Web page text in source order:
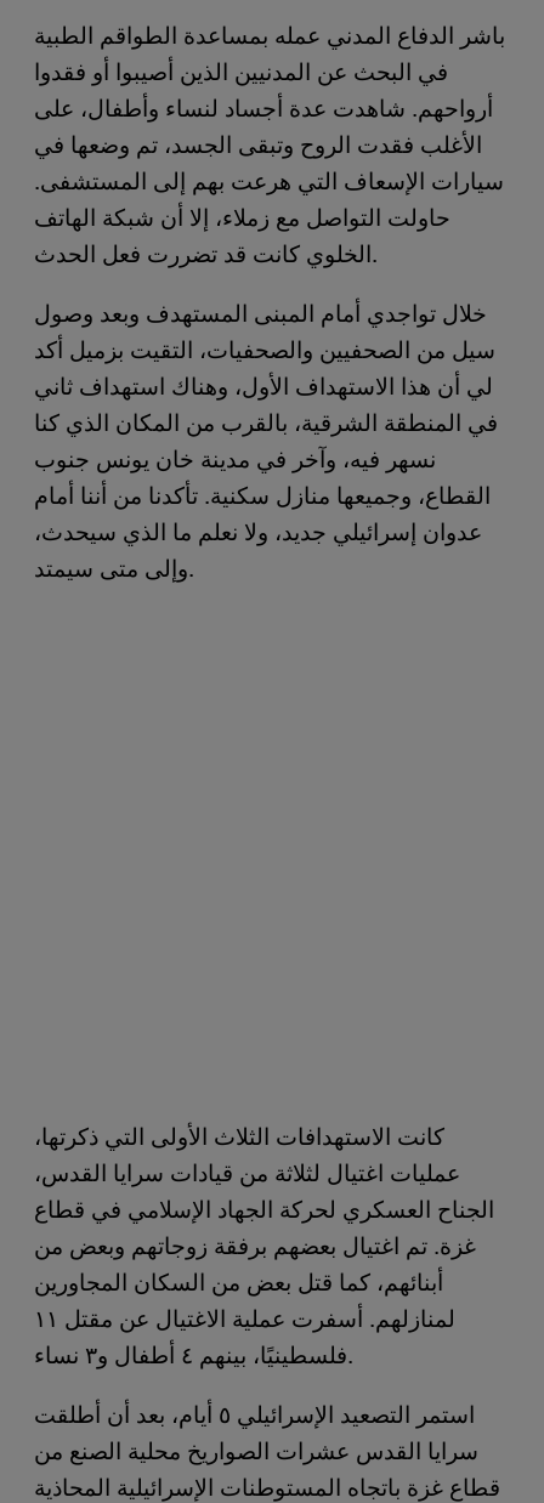
باشر الدفاع المدني عمله بمساعدة الطواقم الطبية
في البحث عن المدنيين الذين أصيبوا أو فقدوا
أرواحهم. شاهدت عدة أجساد لنساء وأطفال، على
الأغلب فقدت الروح وتبقى الجسد، تم وضعها في
سيارات الإسعاف التي هرعت بهم إلى المستشفى.
حاولت التواصل مع زملاء، إلا أن شبكة الهاتف
الخلوي كانت قد تضررت فعل الحدث.
خلال تواجدي أمام المبنى المستهدف وبعد وصول
سيل من الصحفيين والصحفيات، التقيت بزميل أكد
لي أن هذا الاستهداف الأول، وهناك استهداف ثاني
في المنطقة الشرقية، بالقرب من المكان الذي كنا
نسهر فيه، وآخر في مدينة خان يونس جنوب
القطاع، وجميعها منازل سكنية. تأكدنا من أننا أمام
عدوان إسرائيلي جديد، ولا نعلم ما الذي سيحدث،
وإلى متى سيمتد.
كانت الاستهدافات الثلاث الأولى التي ذكرتها،
عمليات اغتيال لثلاثة من قيادات سرايا القدس،
الجناح العسكري لحركة الجهاد الإسلامي في قطاع
غزة. تم اغتيال بعضهم برفقة زوجاتهم وبعض من
أبنائهم، كما قتل بعض من السكان المجاورين
لمنازلهم. أسفرت عملية الاغتيال عن مقتل ١١
فلسطينيًا، بينهم ٤ أطفال و٣ نساء.
استمر التصعيد الإسرائيلي ٥ أيام، بعد أن أطلقت
سرايا القدس عشرات الصواريخ محلية الصنع من
قطاع غزة باتجاه المستوطنات الإسرائيلية المحاذية